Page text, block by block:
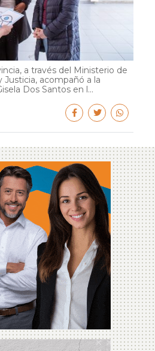
a través del Ministerio de
Justicia, acompañó a la
Dos Santos en l...